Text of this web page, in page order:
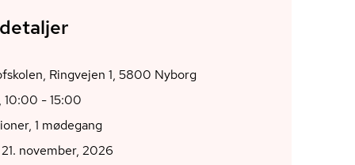
Danehofskolen, Ringvejen 1, 5800 Nyborg
10:00 - 15:00
1 mødegang
november, 2026